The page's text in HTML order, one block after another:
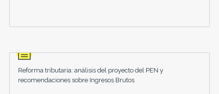
Reforma tributaria: análisis del proyecto del PEN y
recomendaciones sobre Ingresos Brutos